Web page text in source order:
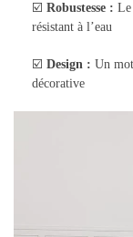
☑️ Robustesse : Le
résistant à l’eau
☑️ Design : Un
décorative